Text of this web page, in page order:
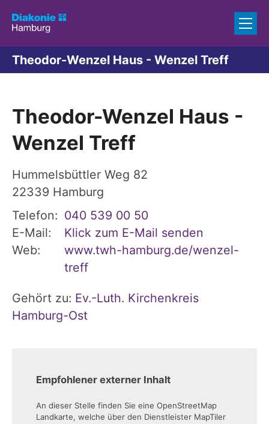
Theodor-Wenzel Haus - Wenzel Treff
Theodor-Wenzel Haus -
Wenzel Treff
Hummelsbüttler Weg 82
22339 Hamburg
Telefon: 040 539 00 50
E-Mail:
Klick zum E-Mail senden
Web:
www.twh-hamburg.de/wenzel-
treff
Gehört zu: Ev.-Luth. Kirchenkreis
Hamburg-Ost
Empfohlener externer Inhalt
An dieser Stelle finden Sie eine OpenStreetMap
Landkarte, welche über den Dienstleister MapTiler